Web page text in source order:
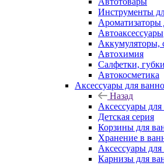
Инструменты
Ароматизаторы
Автоаксессуары
Аккумуляторы,
Автохимия
Салфетки,
Автокосметика
Аксессуары для
Назад
Аксессуары
Детская серия
Корзины для
Хранение в
Аксессуары для
Карнизы для